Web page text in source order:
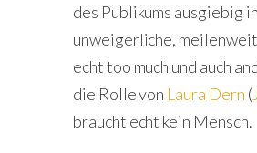
des Publikums ausgiebig
unweigerliche,
echt too much und auch
die Rolle von Laura Dern (
braucht echt kein Mensch.